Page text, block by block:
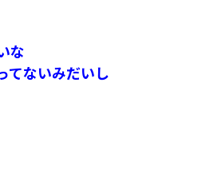
な
てないみだいし